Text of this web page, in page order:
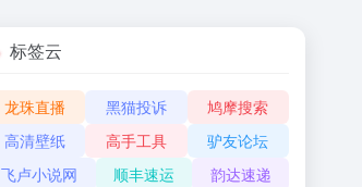
标签云
龙珠直播 黑猫投诉
鸠摩搜索
高清壁纸
高手工具
驴友论坛
飞卢小说网
顺丰速运
韵达速递